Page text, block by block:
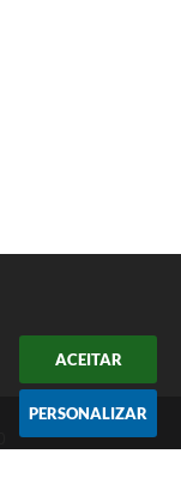
ACEITAR
PERSONALIZAR